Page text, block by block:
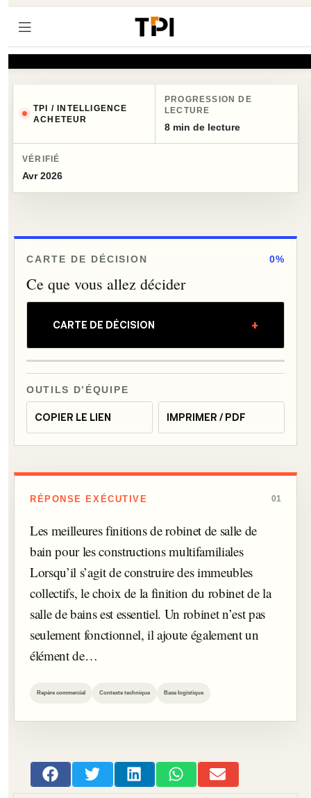
TPI / INTELLIGENCE
ACHETEUR
PROGRESSION DE
LECTURE
8 min de lecture
VÉRIFIÉ
Avr 2026
CARTE DE DÉCISION 0%
Ce que vous allez décider
CARTE DE DÉCISION +
OUTILS D’ÉQUIPE
COPIER LE LIEN IMPRIMER / PDF
RÉPONSE EXÉCUTIVE 01
Les meilleures finitions de robinet de salle de
bain pour les constructions multifamiliales
Lorsqu’il s’agit de construire des immeubles
collectifs, le choix de la finition du robinet de la
salle de bains est essentiel. Un robinet n’est pas
seulement fonctionnel, il ajoute également un
élément de…
Repère commercial Contexte technique Base logistique